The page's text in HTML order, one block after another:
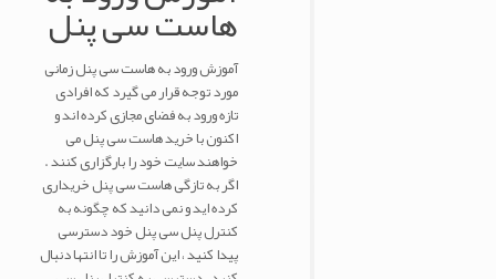
هاست سی پنل
آموزش ورود به هاست سی پنل زمانی
مورد توجه قرار می گیرد که افرادی
تازه ورود به فضای مجازی کرده اند و
اکنون با خرید هاست سی پنل می
خواهند سایت خود را بارگزاری کنند .
اگر به تازگی هاست سی پنل خریداری
کرده اید و نمی دانید که چگونه به
کنترل پنل سی پنل خود دسترسی
پیدا کنید ، این آموزش را تا انتها دنبال